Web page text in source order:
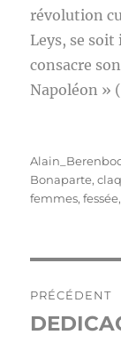
révolution
Leys, se soit
consacre
Napoléon »
Auteur
Bonaparte,
femmes,fessée
de
PRÉCÉDENT
Publication